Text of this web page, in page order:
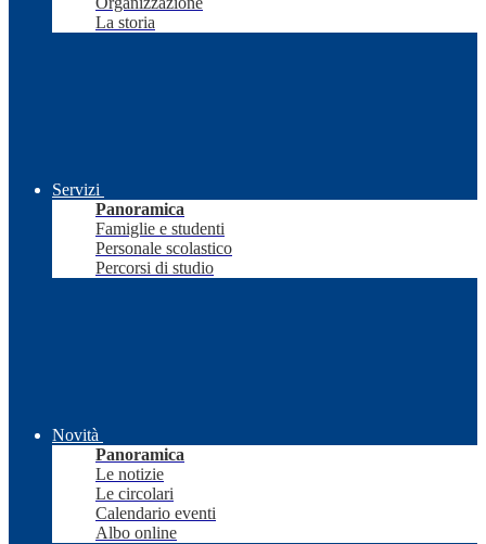
La storia
Servizi
Panoramica
Famiglie e studenti
Personale scolastico
Percorsi di studio
Novità
Panoramica
Le notizie
Le circolari
Calendario eventi
Albo online